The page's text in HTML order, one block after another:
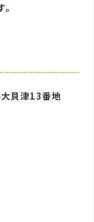
。
貝津13番地